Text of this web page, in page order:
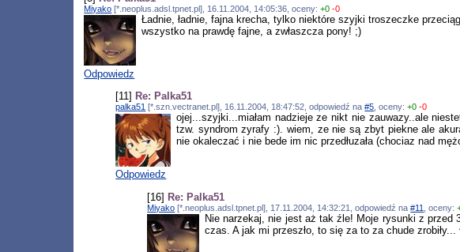
Miyako [*.neoplus.adsl.tpnet.pl], 16.11.2004, 14:05:36, oceny:+0 -0
Ładnie, ładnie, fajna krecha, tylko niektóre szyjki troszeczke
wszystko na prawdę fajne, a zwłaszcza pony! ;)
Odpowiedz
[11] Re: Palka51
palka51 [*.szn.vectranet.pl], 16.11.2004, 18:47:52, odpowiedź na#5 , oceny:+0 -0
ojej...szyjki...miałam nadzieje ze nikt nie zauwazy..ale
tzw. syndrom zyrafy :). wiem, ze nie są zbyt piekne ale
nie okaleczać i nie bede im nic przedłuzała (chociaz nad
Odpowiedz
[16] Re: Palka51
Miyako [*.neoplus.adsl.tpnet.pl], 17.11.2004, 14:32:21, odpowiedź na#11 , oceny:
Nie narzekaj, nie jest aż tak źle! Moje rysunki z przed
czas. A jak mi przeszło, to się za to za chude